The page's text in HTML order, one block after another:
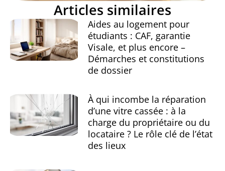
Articles similaires
Aides au logement pour
étudiants : CAF, garantie
Visale, et plus encore –
Démarches et constitutions
de dossier
À qui incombe la réparation
d’une vitre cassée : à la
charge du propriétaire ou du
locataire ? Le rôle clé de l’état
des lieux